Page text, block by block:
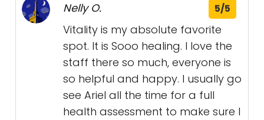
Nelly O. 5/5
Vitality is my absolute favorite
spot. It is Sooo healing. I love the
staff there so much, everyone is
so helpful and happy. I usually go
see Ariel all the time for a full
health assessment to make sure I